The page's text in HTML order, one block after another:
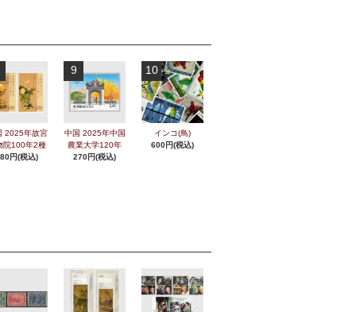
2025年故宮
院100年2種
円(税込)
9
中国 2025年中国
農業大学120年
270円(税込)
10
インコ(鳥)
600円(税込)